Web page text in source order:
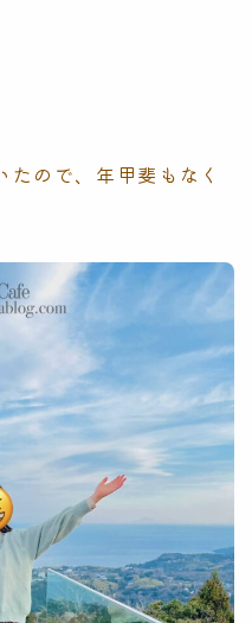
ので、年甲斐もなく